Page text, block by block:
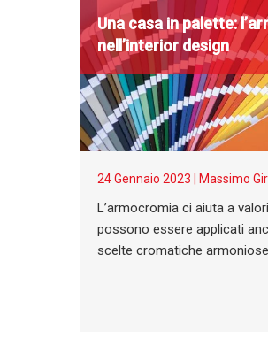
Una casa in palette:
nell’interior design
24 Gennaio 2023 | Massimo
L’armocromia ci aiuta a
possono essere applicati
scelte cromatiche